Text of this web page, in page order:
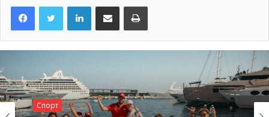
LinkedInПоделиться по электронной почте Распечатать
Спорт